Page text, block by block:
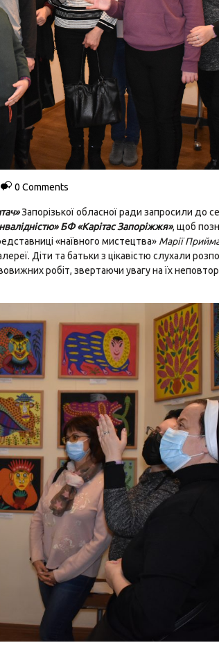
0 Comments
Запорізької обласної ради запросили до
БФ «Карітас Запоріжжя», щоб
«наївного мистецтва» Марії
Діти та батьки з цікавістю слухали
робіт, звертаючи увагу на їх